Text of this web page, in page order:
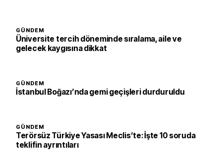
GÜNDEM
Üniversite tercih döneminde sıralama, aile ve
gelecek kaygısına dikkat
GÜNDEM
İstanbul Boğazı’nda gemi geçişleri durduruldu
GÜNDEM
Terörsüz Türkiye Yasası Meclis’te: İşte 10 soruda
teklifin ayrıntıları